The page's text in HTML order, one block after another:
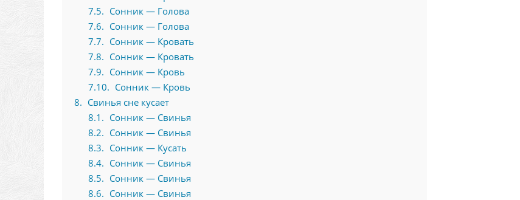
7.5
Сонник — Голова
7.6
Сонник — Голова
7.7
Сонник — Кровать
7.8
Сонник — Кровать
7.9
Сонник — Кровь
7.10
Сонник — Кровь
8
Свинья сне кусает
8.1
Сонник — Свинья
8.2
Сонник — Свинья
8.3
Сонник — Кусать
8.4
Сонник — Свинья
8.5
Сонник — Свинья
8.6
Сонник — Свинья